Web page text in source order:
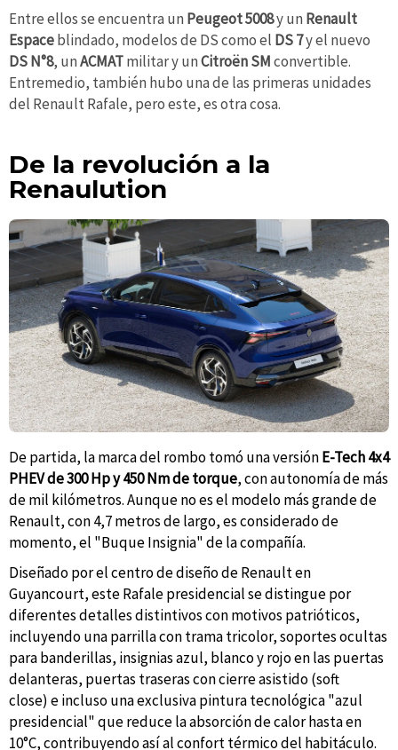
Entre ellos se encuentra un Peugeot 5008y un Renault
Espaceblindado, modelos de DS como el DS 7y el nuevo
DS N°8, unACMATmilitar y unCitroën SMconvertible.
Entremedio, también hubo una de las primeras unidades
del Renault Rafale, pero este, es otra cosa.
De la revolución a la
Renaulution
De partida, la marca del rombo tomó una versiónE-Tech 4x4
PHEV de 300 Hp y 450 Nm de torque, con autonomía de más
de mil kilómetros. Aunque no es el modelo más grande de
Renault, con 4,7 metros de largo, es considerado de
momento, el "Buque Insignia" de la compañía.
Diseñado por el centro de diseño de Renault en
Guyancourt, este Rafale presidencial se distingue por
diferentes detalles distintivos con motivos patrióticos,
incluyendo una parrilla con trama tricolor, soportes ocultas
para banderillas, insignias azul, blanco y rojo en las puertas
delanteras, puertas traseras con cierre asistido (soft
close) e incluso una exclusiva pintura tecnológica "azul
presidencial" que reduce la absorción de calor hasta en
10°C, contribuyendo así al confort térmico del habitáculo.